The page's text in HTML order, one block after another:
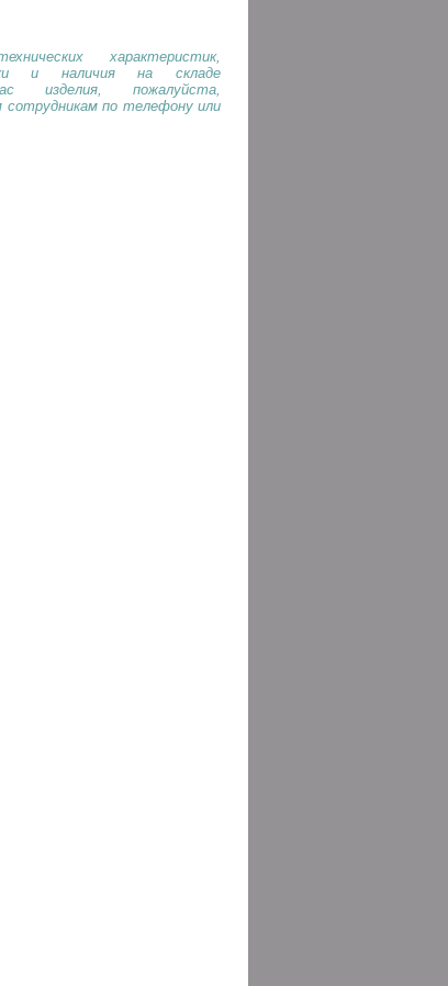
характеристик,
и наличия на складе
изделия, пожалуйста,
по телефону или